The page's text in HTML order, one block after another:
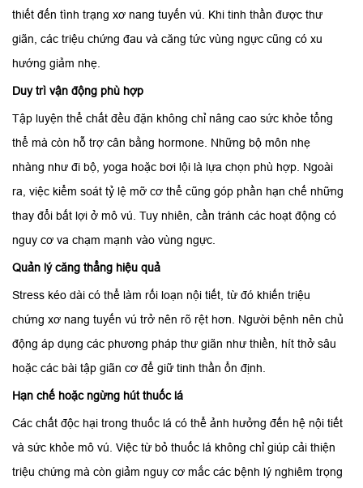
thiết đến tình trạng xơ nang tuyến vú. Khi tinh thần được thư
giãn, các triệu chứng đau và căng tức vùng ngực cũng có xu
hướng giảm nhẹ.
Duy trì vận động phù hợp
Tập luyện thể chất đều đặn không chỉ nâng cao sức khỏe tổng
thể mà còn hỗ trợ cân bằng hormone. Những bộ môn nhẹ
nhàng như đi bộ, yoga hoặc bơi lội là lựa chọn phù hợp. Ngoài
ra, việc kiểm soát tỷ lệ mỡ cơ thể cũng góp phần hạn chế những
thay đổi bất lợi ở mô vú. Tuy nhiên, cần tránh các hoạt động có
nguy cơ va chạm mạnh vào vùng ngực.
Quản lý căng thẳng hiệu quả
Stress kéo dài có thể làm rối loạn nội tiết, từ đó khiến triệu
chứng xơ nang tuyến vú trở nên rõ rệt hơn. Người bệnh nên chủ
động áp dụng các phương pháp thư giãn như thiền, hít thở sâu
hoặc các bài tập giãn cơ để giữ tinh thần ổn định.
Hạn chế hoặc ngừng hút thuốc lá
Các chất độc hại trong thuốc lá có thể ảnh hưởng đến hệ nội tiết
và sức khỏe mô vú. Việc từ bỏ thuốc lá không chỉ giúp cải thiện
triệu chứng mà còn giảm nguy cơ mắc các bệnh lý nghiêm trọng